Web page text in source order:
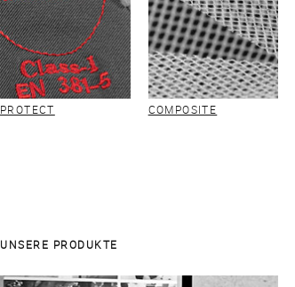
PROTECT COMPOSITE
UNSERE PRODUKTE